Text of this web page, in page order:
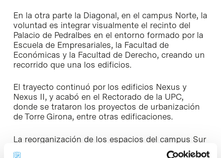
En la otra parte la Diagonal, en el campus Norte, la
voluntad es integrar visualmente el recinto del
Palacio de Pedralbes en el entorno formado por la
Escuela de Empresariales, la Facultad de
Económicas y la Facultad de Derecho, creando un
recorrido que una los edificios.
El trayecto continuó por los edificios Nexus y
Nexus II, y acabó en el Rectorado de la UPC,
donde se trataron los proyectos de urbanización
de Torre Girona, entre otras edificaciones.
La reorganización de los espacios del campus Sur
y Norte, así como la construcción de nuevos